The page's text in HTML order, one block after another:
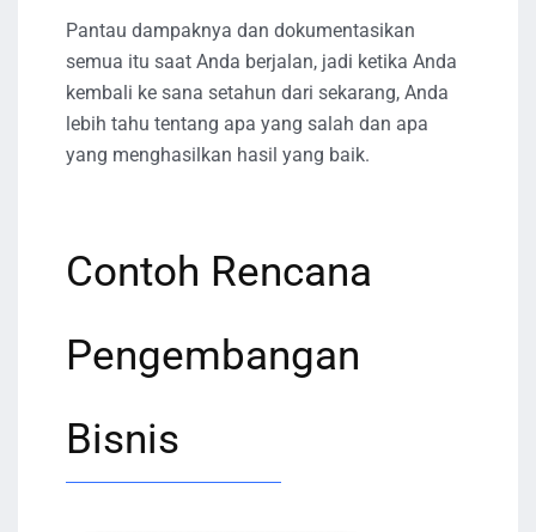
Pantau dampaknya dan dokumentasikan
semua itu saat Anda berjalan, jadi ketika Anda
kembali ke sana setahun dari sekarang, Anda
lebih tahu tentang apa yang salah dan apa
yang menghasilkan hasil yang baik.
Contoh Rencana
Pengembangan
Bisnis